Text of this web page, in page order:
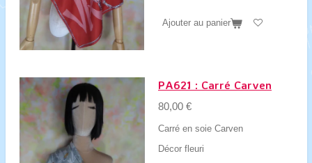
Ajouter au panier
PA621 : Carré Carven
80,00 €
Carré en soie Carven
Décor fleuri